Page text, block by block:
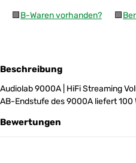
🟩B-Waren vorhanden? 🟩
Beschreibung
Audiolab 9000A | HiFi Streaming
AB-Endstufe des 9000A liefert 100
Bewertungen